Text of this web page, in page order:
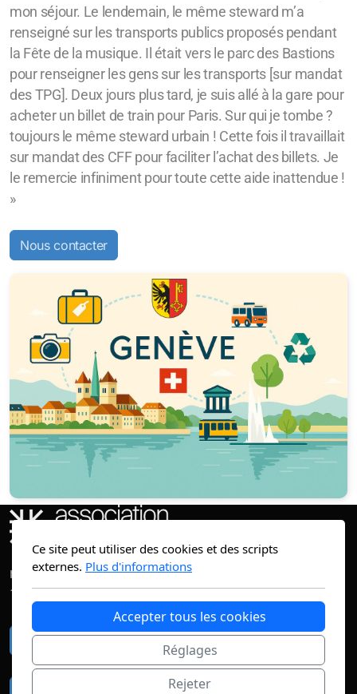
mon séjour. Le lendemain, le même steward m’a
renseigné sur les transports publics proposés pendant
la Fête de la musique. Il était vers le parc des Bastions
pour renseigner les gens sur les transports [sur mandat
des TPG]. Deux jours plus tard, je suis allé à la gare pour
acheter un billet de train pour Paris. Sur qui je tombe ?
toujours le même steward urbain ! Cette fois il travaillait
sur mandat des CFF pour faciliter l’achat des billets. Je
le remercie infiniment pour toute cette aide inattendue !
»
Nous contacter
rue de la Servette 17-19
1203 Genève
+4122 800 25 27
Ce site peut utiliser des cookies et des scripts
externes. Plus d'informations
Accepter tous les cookies
Réglages
Rejeter